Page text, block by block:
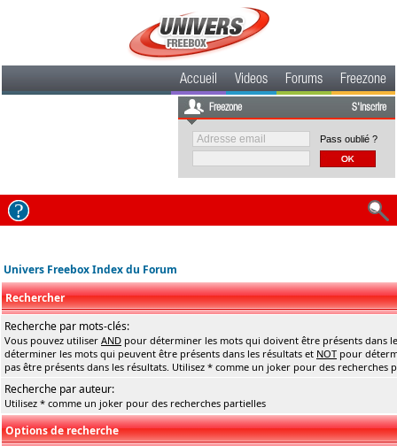
Accueil Videos Forums Freezone
Freezone S'inscrire
Pass oublié ?
Univers Freebox Index du Forum
Rechercher
Recherche par mots-clés:
Vous pouvez utiliser AND pour déterminer les mots qui doivent être présents dans
déterminer les mots qui peuvent être présents dans les résultats et NOT pour
pas être présents dans les résultats. Utilisez * comme un joker pour des recherches
Recherche par auteur:
Utilisez * comme un joker pour des recherches partielles
Options de recherche